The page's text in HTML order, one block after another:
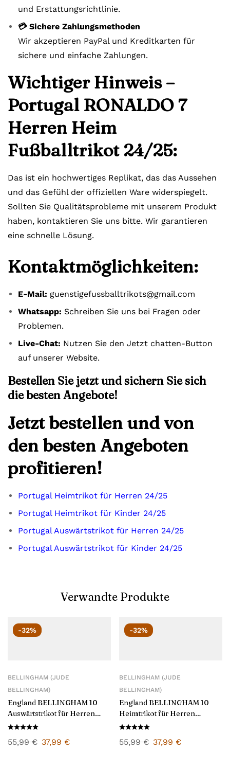
und Erstattungsrichtlinie.
💳 Sichere Zahlungsmethoden
Wir akzeptieren PayPal und Kreditkarten für
sichere und einfache Zahlungen.
Wichtiger Hinweis –
Portugal RONALDO 7
Herren Heim
Fußballtrikot 24/25:
Das ist ein hochwertiges Replikat, das das Aussehen
und das Gefühl der offiziellen Ware widerspiegelt.
Sollten Sie Qualitätsprobleme mit unserem Produkt
haben, kontaktieren Sie uns bitte. Wir garantieren
eine schnelle Lösung.
Kontaktmöglichkeiten:
E-Mail: guenstigefussballtrikots@gmail.com
Whatsapp: Schreiben Sie uns bei Fragen oder
Problemen.
Live-Chat: Nutzen Sie den Jetzt chatten-Button
auf unserer Website.
Bestellen Sie jetzt und sichern Sie sich
die besten Angebote!
Jetzt bestellen und von
den besten Angeboten
profitieren!
Portugal Heimtrikot für Herren 24/25
Portugal Heimtrikot für Kinder 24/25
Portugal Auswärtstrikot für Herren 24/25
Portugal Auswärtstrikot für Kinder 24/25
Verwandte Produkte
-32%
BELLINGHAM (JUDE
BELLINGHAM)
England BELLINGHAM 10
Auswärtstrikot für Herren
2024/25
55,99€ 37,99 €
-32%
BELLINGHAM (JUDE
BELLINGHAM)
England BELLINGHAM 10
Heimtrikot für Herren
2024/25
55,99€ 37,99 €